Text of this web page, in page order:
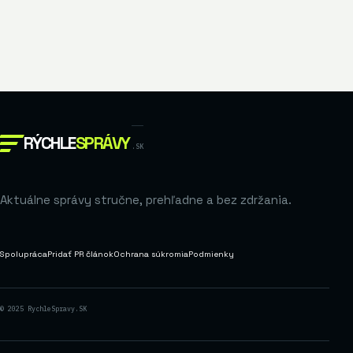
RÝCHLESPRÁVY .SK
Aktuálne správy stručne, prehľadne a bez zdržania.
SpoluprácaPridať PR článokOchrana súkromiaPodmienky
© 2025 RychleSpravy.SK